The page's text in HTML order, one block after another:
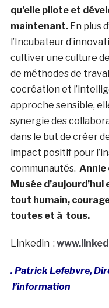
qu’elle pilote et
maintenant.En plus
l’Incubateur
cultiver une culture
de méthodes de
cocréation et
approche sensible,
synergie des
dans le but de créer
impact positif pour
communautés. Annie
Musée
tout humain,
toutes et à tous.
Linkedin :
. Patrick Lefebvre,
l’information